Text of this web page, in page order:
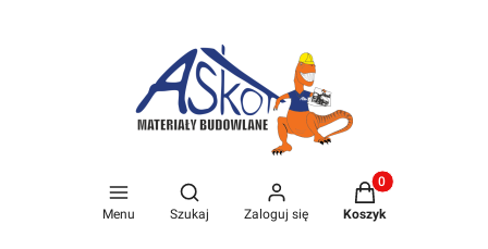
Menu
Otwórz wyszukiwarkę
Szukaj Zaloguj się
Produkty w
Koszyk